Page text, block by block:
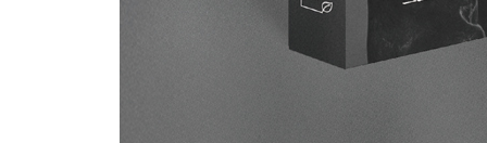
4. 두려움도, 흠도 없는 기사: 제임스 우트럼
5. 시련만으로는 사람을 무너뜨리지 못한다: 리처
6. 세상이 기억하지 못해도 아름다운 사람: 헨리 마